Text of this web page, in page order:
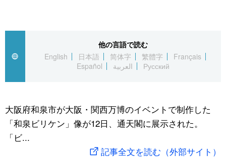
Русский
経済・ビジネス
国際
文化
トップ
アーカイブ
In-depth
Japan Data
動画/Live
スポーツ・東京2020
他の言語で読む
English
日本語 简体字 繁體字
Français
Español
العربية Русский
大阪府和泉市が大阪・関西万博のイベントで制作した
「和泉ビリケン」像が12日、通天閣に展示された。
「ビ...
記事全文を読む（外部サイト）